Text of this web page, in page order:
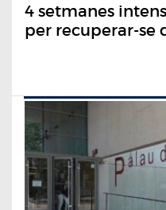
4 setmanes
per recuperar-se